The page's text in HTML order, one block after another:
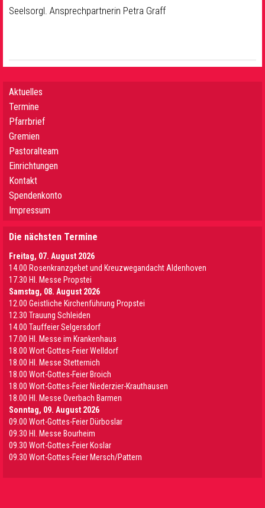
Seelsorgl. Ansprechpartnerin Petra Graff
Aktuelles
Termine
Pfarrbrief
Gremien
Pastoralteam
Einrichtungen
Kontakt
Spendenkonto
Impressum
Die nächsten Termine
Freitag, 07. August 2026
14.00 Rosenkranzgebet und Kreuzwegandacht Aldenhoven
17.30 Hl. Messe Propstei
Samstag, 08. August 2026
12.00 Geistliche Kirchenführung Propstei
12.30 Trauung Schleiden
14.00 Tauffeier Selgersdorf
17.00 Hl. Messe im Krankenhaus
18.00 Wort-Gottes-Feier Welldorf
18.00 Hl. Messe Stetternich
18.00 Wort-Gottes-Feier Broich
18.00 Wort-Gottes-Feier Niederzier-Krauthausen
18.00 Hl. Messe Overbach Barmen
Sonntag, 09. August 2026
09.00 Wort-Gottes-Feier Dürboslar
09.30 HI. Messe Bourheim
09.30 Wort-Gottes-Feier Koslar
09.30 Wort-Gottes-Feier Mersch/Pattern